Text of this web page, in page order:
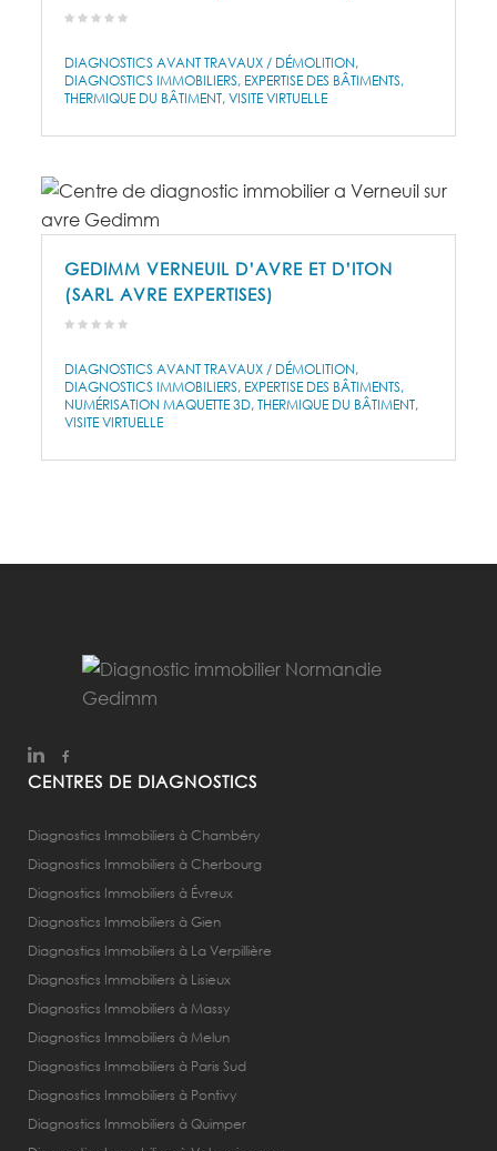
DIAGNOSTICS AVANT TRAVAUX / DÉMOLITION
DIAGNOSTICS IMMOBILIERS EXPERTISE DES BÂTIMENTS
THERMIQUE DU BÂTIMENT VISITE VIRTUELLE
GEDIMM VERNEUIL D’AVRE ET D’ITON
(SARL AVRE EXPERTISES)
DIAGNOSTICS AVANT TRAVAUX / DÉMOLITION
DIAGNOSTICS IMMOBILIERS EXPERTISE DES BÂTIMENTS
NUMÉRISATION MAQUETTE 3D THERMIQUE DU BÂTIMENT
VISITE VIRTUELLE
CENTRES DE DIAGNOSTICS
Diagnostics Immobiliers à Chambéry
Diagnostics Immobiliers à Cherbourg
Diagnostics Immobiliers à Évreux
Diagnostics Immobiliers à Gien
Diagnostics Immobiliers à La Verpillière
Diagnostics Immobiliers à Lisieux
Diagnostics Immobiliers à Massy
Diagnostics Immobiliers à Melun
Diagnostics Immobiliers à Paris Sud
Diagnostics Immobiliers à Pontivy
Diagnostics Immobiliers à Quimper